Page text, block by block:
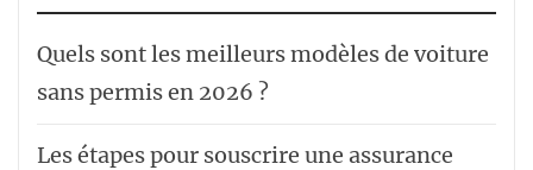
Quels sont les meilleurs modèles de voiture
sans permis en 2026 ?
Les étapes pour souscrire une assurance